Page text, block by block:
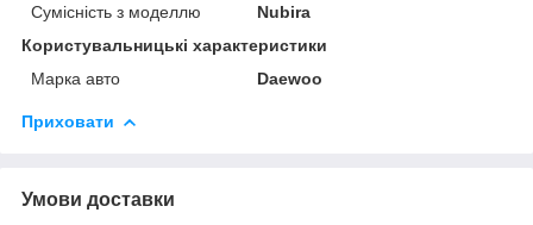
Сумісність з моделлю
Nubira
Користувальницькі характеристики
Марка авто
Daewoo
Приховати
Умови доставки